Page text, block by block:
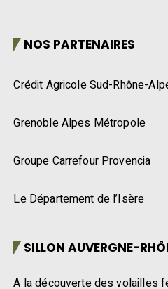
NOS PARTENAIRES
Crédit Agricole Sud-Rhône-
Grenoble Alpes Métropole
Groupe Carrefour Provencia
Le Département de l’Isère
SILLON AUVERGNE-
A la découverte des volailles